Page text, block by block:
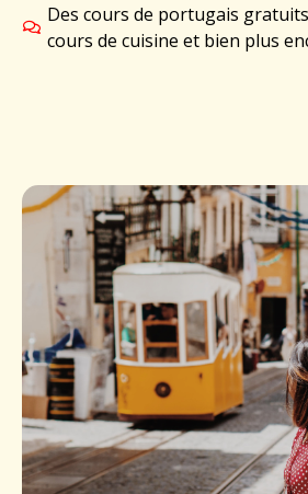
Des cours de portugais
cours de cuisine et bien plus